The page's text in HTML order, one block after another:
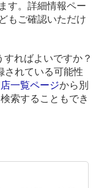
す。詳細情報ペー
もご確認いただけ
ればよいですか？
されている可能性
一覧ページから別
索することもでき